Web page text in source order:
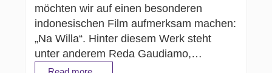
möchten wir auf einen besonderen
indonesischen Film aufmerksam machen:
„Na Willa“. Hinter diesem Werk steht
unter anderem Reda Gaudiamo,…